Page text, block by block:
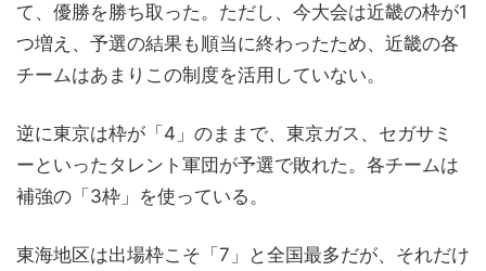
て、優勝を勝ち取った。ただし、今大会は近畿の枠が1
つ増え、予選の結果も順当に終わったため、近畿の各
チームはあまりこの制度を活用していない。
逆に東京は枠が「4」のままで、東京ガス、セガサミ
ーといったタレント軍団が予選で敗れた。各チームは
補強の「3枠」を使っている。
東海地区は出場枠こそ「7」と全国最多だが、それだけ